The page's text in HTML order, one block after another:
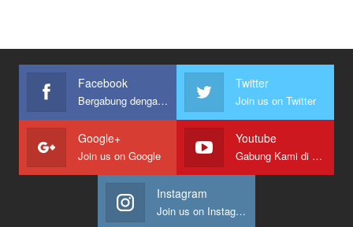
Facebook
Bergabung dengan kami
Twitter
Join us on Twitter
Google+
Join us on Google
Youtube
Gabung Kami di Youtube
Instagram
Join us on Instagram